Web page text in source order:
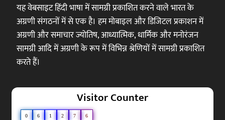
यह वेबसाइट हिंदी भाषा में सामग्री प्रकाशित करने वाले भारत के
अग्रणी संगठनों में से एक है। हम मोबाइल और डिजिटल प्रकाशन में
अग्रणी और समाचार ज्योतिष, आध्यात्मिक, धार्मिक और मनोरंजन
सामग्री आदि में अग्रणी के रूप में विभिन्न श्रेणियों में सामग्री प्रकाशित
करते हैं।
Visitor Counter
0 6 1 2 7 6